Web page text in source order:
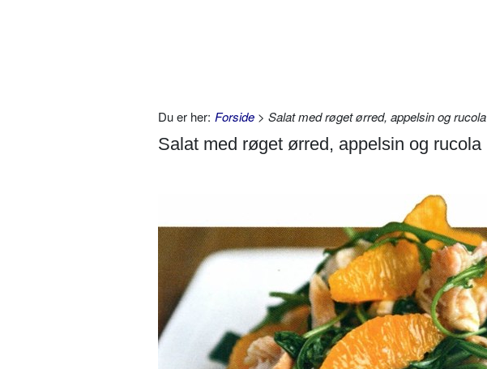
Du er her: Forside > Salat med røget ørred, appelsin og rucola
Salat med røget ørred, appelsin og rucola